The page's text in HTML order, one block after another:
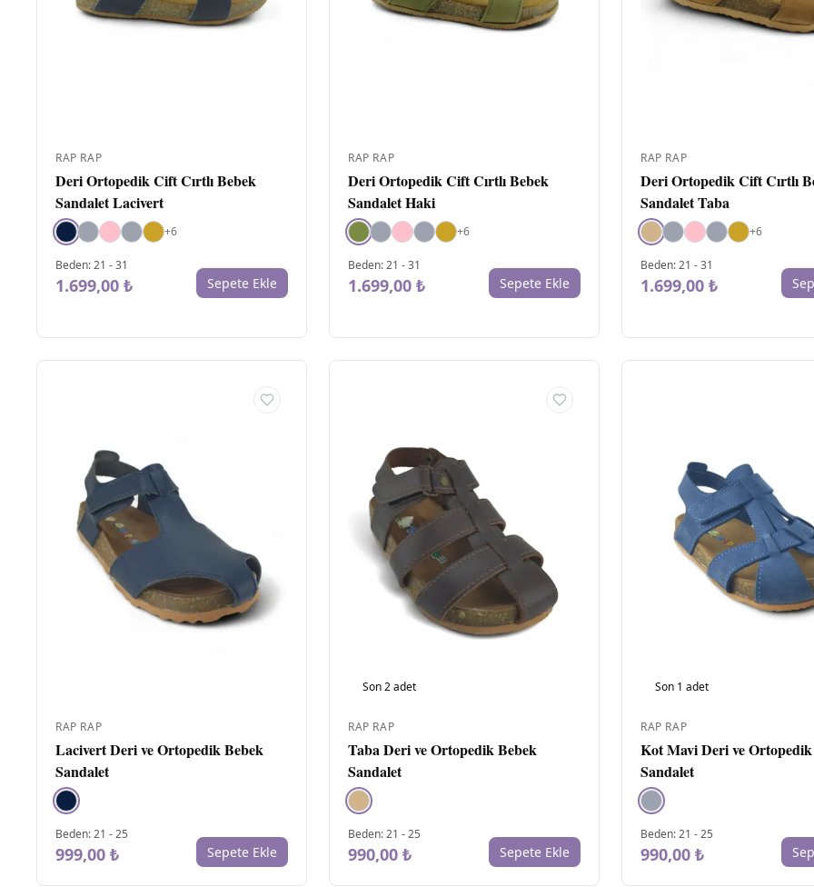
RAP RAP
Deri Ortopedik Cift Cırtlı Bebek
Sandalet Lacivert
+6
Beden:21 -31
1.699,00 ₺ Sepete Ekle
RAP RAP
Deri Ortopedik Cift Cırtlı Bebek
Sandalet Haki
+6
Beden:21 -31
1.699,00 ₺ Sepete Ekle
RAP RAP
Deri Ortopedik Cift Cırtlı
Sandalet Taba
+6
Beden:21 -31
1.699,00 ₺
RAP RAP
Lacivert Deri ve Ortopedik Bebek
Sandalet
Beden:21 -25
999,00 ₺ Sepete Ekle
Son2adet
RAP RAP
Taba Deri ve Ortopedik Bebek
Sandalet
Beden:21 -25
990,00 ₺ Sepete Ekle
Son 1 adet
RAP RAP
Kot Mavi Deri ve
Sandalet
Beden:21 -25
990,00 ₺